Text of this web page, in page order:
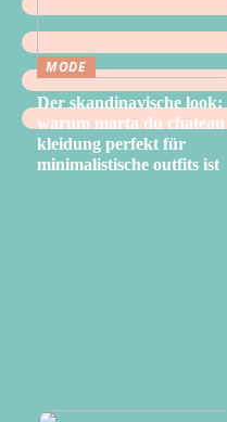
MODE
Der skandinavische look:
warum marta du chateau
kleidung perfekt für
minimalistische outfits ist